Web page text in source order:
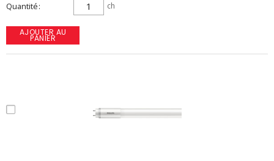
Quantité ch
AJOUTER AU
PANIER